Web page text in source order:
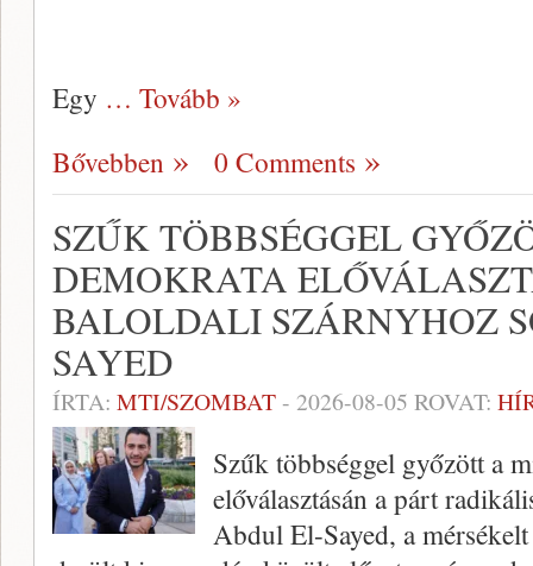
Egy … Tovább »
Bővebben
0 Comments
SZŰK TÖBBSÉGGEL
DEMOKRATA
BALOLDALI SZÁRNYHOZ
SAYED
ÍRTA: MTI/SZOMBAT- 2026-08-05 ROVAT:
Szűk többséggel győzött a
előválasztásán a párt
Abdul El-Sayed, a